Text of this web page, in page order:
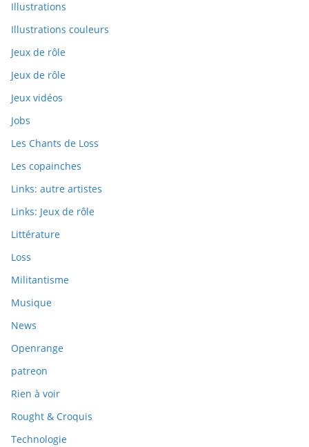
Illustrations
Illustrations couleurs
Jeux de rôle
Jeux de rôle
Jeux vidéos
Jobs
Les Chants de Loss
Les copainches
Links: autre artistes
Links: Jeux de rôle
Littérature
Loss
Militantisme
Musique
News
Openrange
patreon
Rien à voir
Rought & Croquis
Technologie